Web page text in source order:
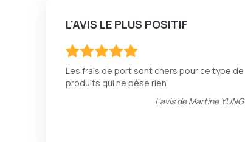
L'AVIS LE PLUS POSITIF
Les frais de port sont chers pour ce type de
produits qui ne pèse rien
L'avis deMartine YUNG